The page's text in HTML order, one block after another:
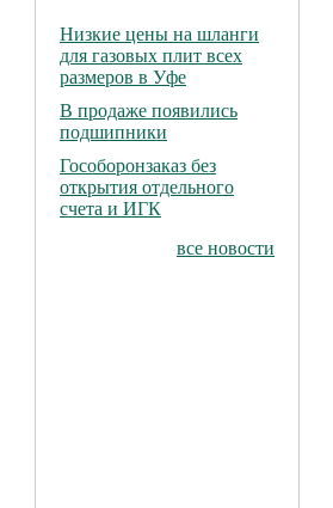
Низкие цены на шланги
для газовых плит всех
размеров в Уфе
В продаже появились
подшипники
Гособоронзаказ без
открытия отдельного
счета и ИГК
все новости